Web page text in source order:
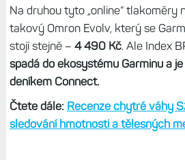
Na druhou tyto „online“ tlakoměry
takový Omron Evolv, který se
stojí stejně – 4 490 Kč. Ale Index
spadá do ekosystému Garminu a
deníkem Connect.
Čtete dále: Recenze chytré váhy
sledování hmotnosti a tělesných